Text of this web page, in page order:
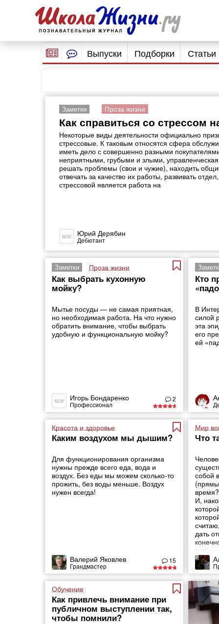
Выпуски Подборки Статьи
Заметки Проза жизни
Как справиться со стрессом
Некоторые виды деятельности официально
стрессовые. К таковым относятся сфера
иметь дело с совершенно разными
неприятными, грубыми и злыми, управленческая
решать проблемы (свои и чужие), находить
отвечать за качество их работы, развивать
стрессовой является работа на
Юрий Дерябин
Дебютант
Заметки Проза жизни
Как выбрать кухонную
мойку?
Мытье посуды — не самая приятная,
но необходимая работа. На что нужно
обратить внимание, чтобы выбрать
удобную и функциональную мойку?
Игорь Бондаренко
Профессионал
2
Кто
В
силой
эта
его
ей
Красота и здоровье
Каким воздухом мы дышим?
Для функционирования организма
нужны прежде всего еда, вода и
воздух. Без еды мы можем сколько-то
прожить, без воды меньше. Воздух
нужен всегда!
Валерий Яковлев
Грандмастер
15
Мир
Что
собой
И,
дать
свою
Обучение
Как привлечь внимание при
публичном выступлении так,
чтобы помнили?